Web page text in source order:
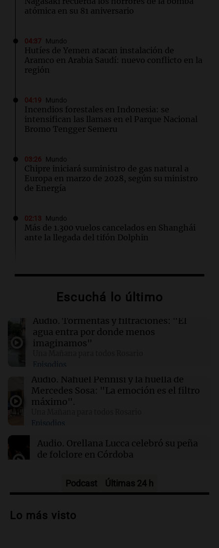
atómica en su 81 aniversario
04:37 Mundo
Hutíes de Yemen atacan instalación de
Aramco en Arabia Saudí: nuevo conflicto en la
región
04:19 Mundo
Incendios forestales en Indonesia: se
intensifican las llamas en el Parque Nacional
Bromo Tengger Semeru
03:26 Mundo
Chipre iniciará suministro de gas natural a
Europa en marzo de 2028, según su ministro
de Energía
02:13 Mundo
Más de 1.300 vuelos cancelados en Shanghái
ante la llegada del tifón Dolphin
Airbnb acelera el lanzamiento de funciones
búsqueda
El Pentágono solicita a la industria de defensa
un aumento en la producción de armas
01:31 Ciencia
Reducir alimentos dulces no disminuye
antojos ni mejora la salud, según estudio
01:29 Mundo
El lago Mead alcanza su nivel más bajo en 90
años, evidenciando la crisis hídrica en EE.UU.
Escuchá lo último
Audio. Tormentas y filtraciones: "El
agua entra por donde menos
imaginamos"
Episodios
Audio. Nahuel Pennisi y la huella de
Mercedes Sosa: "La emoción es el filtro
máximo".
Episodios
Audio. Orellana Lucca celebró su peña
de folclore en Córdoba
Audio.Trágico accidente en Mendoza:
vehículos desde un puente
Podcast Últimas 24 h
Lo más visto